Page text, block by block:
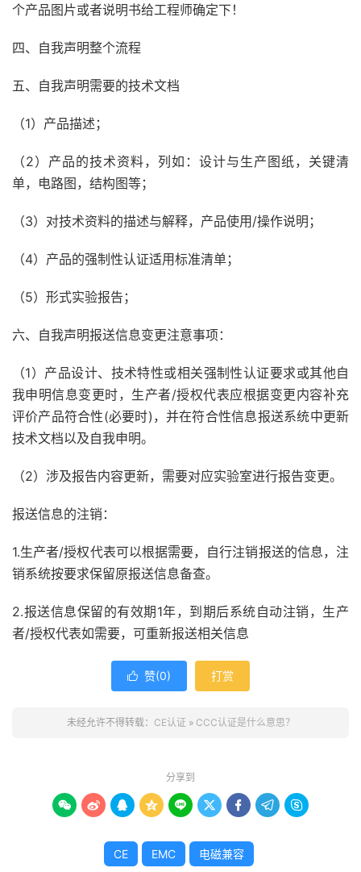
个产品图片或者说明书给工程师确定下！
四、自我声明整个流程
五、自我声明需要的技术文档
（1）产品描述；
（2）产品的技术资料，列如：设计与生产图纸，关键清
单，电路图，结构图等；
（3）对技术资料的描述与解释，产品使用/操作说明；
（4）产品的强制性认证适用标准清单；
（5）形式实验报告；
六、自我声明报送信息变更注意事项：
（1）产品设计、技术特性或相关强制性认证要求或其他自
我申明信息变更时，生产者/授权代表应根据变更内容补充
评价产品符合性(必要时)，并在符合性信息报送系统中更新
技术文档以及自我申明。
（2）涉及报告内容更新，需要对应实验室进行报告变更。
报送信息的注销：
1.生产者/授权代表可以根据需要，自行注销报送的信息，注
销系统按要求保留原报送信息备查。
2.报送信息保留的有效期1年，到期后系统自动注销，生产
者/授权代表如需要，可重新报送相关信息
 赞(0) 打赏
未经允许不得转载： CE认证 » CCC认证是什么意思？
分享到
        
CE EMC 电磁兼容